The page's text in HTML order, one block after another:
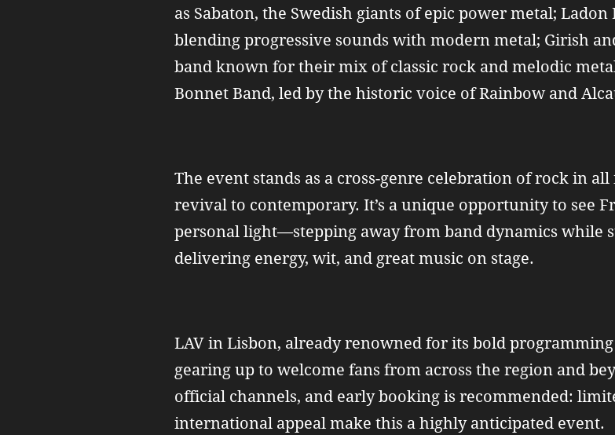
as Sabaton, the Swedish giants of epic power metal;
blending progressive sounds with modern metal; Girish
band known for their mix of classic rock and melodic
Bonnet Band, led by the historic voice of Rainbow and
The event stands as a cross-genre celebration of rock in
revival to contemporary. It’s a unique opportunity to see
personal light—stepping away from band dynamics while
delivering energy, wit, and great music on stage.
LAV in Lisbon, already renowned for its bold
gearing up to welcome fans from across the region and
official channels, and early booking is recommended:
international appeal make this a highly anticipated event.